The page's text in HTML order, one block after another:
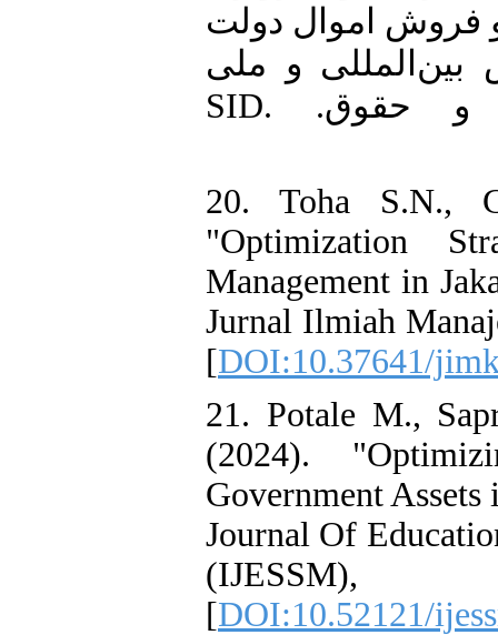
و فروش اموال دولت
بین‌المللی و ملی
مطالعات مدیریت، حسابداری و حقوق. SID.
20. Toha S.N.,
"Optimization
Management in
Jurnal Ilmiah
[DOI:10.37641/
21. Potale M.,
(2024).
Government
Journal Of
[DOI:10.52121/